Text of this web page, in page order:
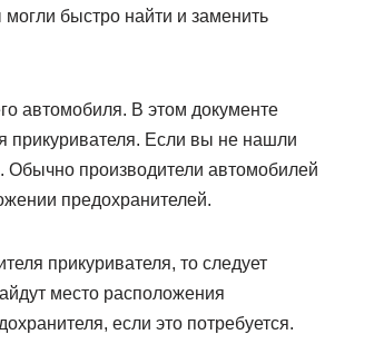
быстро найти и заменить
автомобиля. В этом документе
прикуривателя. Если вы не нашли
производители автомобилей
предохранителей.
прикуривателя, то следует
место расположения
если это потребуется.